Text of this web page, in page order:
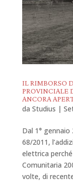
IL RIMBORSO
PROVINCIALE
ANCORA
da Studius |
Dal 1°
68/2011,
elettrica
Comunitaria
volte, di